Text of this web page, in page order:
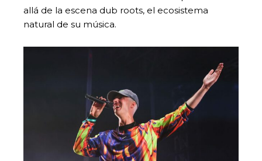
allá de la escena dub roots, el ecosistema
natural de su música.